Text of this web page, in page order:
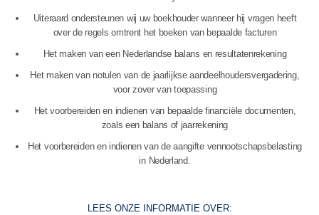
Uiteraard ondersteunen wij uw boekhouder wanneer hij vragen heeft
over de regels omtrent het boeken van bepaalde facturen
Het maken van een Nederlandse balans en resultatenrekening
Het maken van notulen van de jaarlijkse aandeelhoudersvergadering,
voor zover van toepassing
Het voorbereiden en indienen van bepaalde financiële documenten,
zoals een balans of jaarrekening
Het voorbereiden en indienen van de aangifte vennootschapsbelasting
in Nederland.
LEES ONZE INFORMATIE OVER: